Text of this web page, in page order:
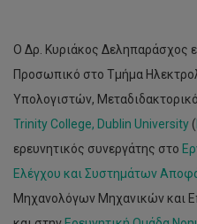
Ο Δρ. Κυριάκος Δεληπαράσχος
Προσωπικό στο Τμήμα
Υπολογιστών,
Trinity College, Dublin University (
ερευνητικός συνεργάτης στο
Ελέγχου και Συστημάτων
Μηχανολόγων Μηχανικών και